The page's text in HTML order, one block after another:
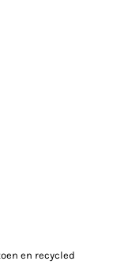
en recycled